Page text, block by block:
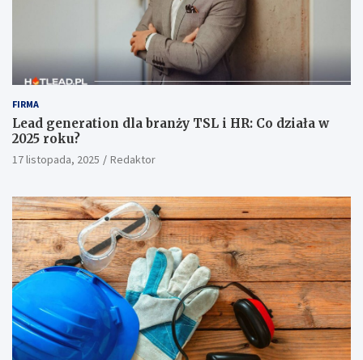
FIRMA
Lead generation dla branży TSL i HR: Co działa w
2025 roku?
17 listopada, 2025 Redaktor